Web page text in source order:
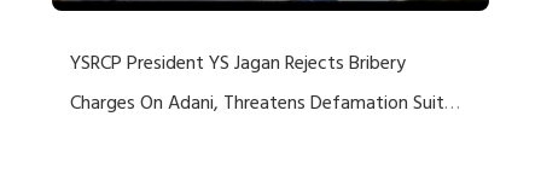
YSRCP President YS Jagan Rejects Bribery
Charges On Adani, Threatens Defamation Suit